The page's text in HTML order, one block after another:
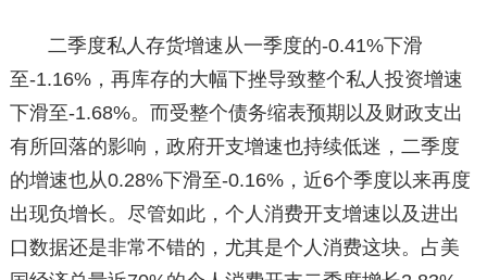
二季度私人存货增速从一季度的-0.41%下滑
至-1.16%，再库存的大幅下挫导致整个私人投资增速
下滑至-1.68%。而受整个债务缩表预期以及财政支出
有所回落的影响，政府开支增速也持续低迷，二季度
的增速也从0.28%下滑至-0.16%，近6个季度以来再度
出现负增长。尽管如此，个人消费开支增速以及进出
口数据还是非常不错的，尤其是个人消费这块。占美